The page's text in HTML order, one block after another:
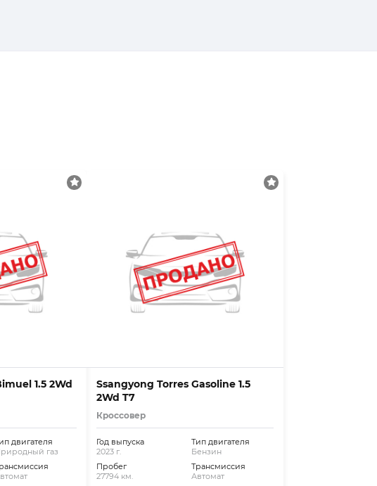
1.5 2Wd
двигателя
газ
Ssangyong Torres Gasoline 1.5
2Wd T7
Кроссовер
Год выпуска
2023 г.
Пробег
27794 км.
Тип двигателя
Бензин
Трансмиссия
Автомат